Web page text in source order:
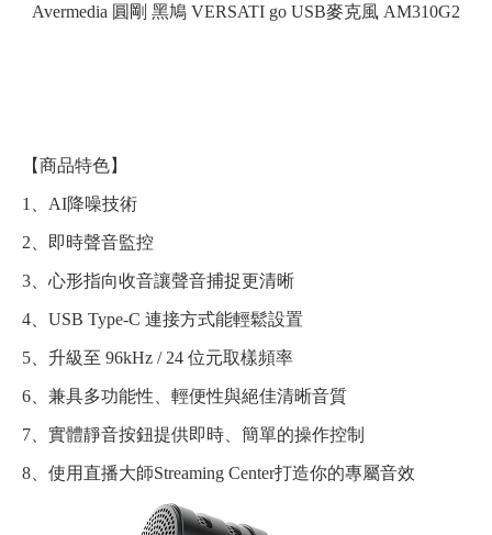
Avermedia 圓剛 黑鳩 VERSATI go USB麥克風 AM310G2
【商品特色】
1、AI降噪技術
2、即時聲音監控
3、心形指向收音讓聲音捕捉更清晰
4、USB Type-C 連接方式能輕鬆設置
5、升級至 96kHz / 24 位元取樣頻率
6、兼具多功能性、輕便性與絕佳清晰音質
7、實體靜音按鈕提供即時、簡單的操作控制
8、使用直播大師Streaming Center打造你的專屬音效